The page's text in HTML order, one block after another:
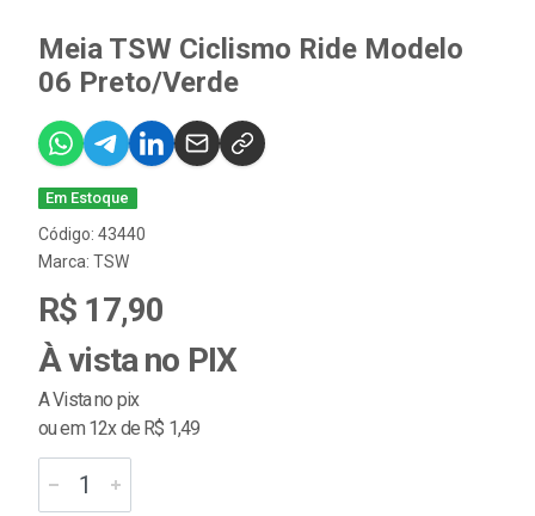
Meia TSW Ciclismo Ride Modelo
06 Preto/Verde
Em Estoque
Código: 43440
Marca: TSW
R$ 17,90
À vista no PIX
A Vista no pix
ou em 12x de R$ 1,49